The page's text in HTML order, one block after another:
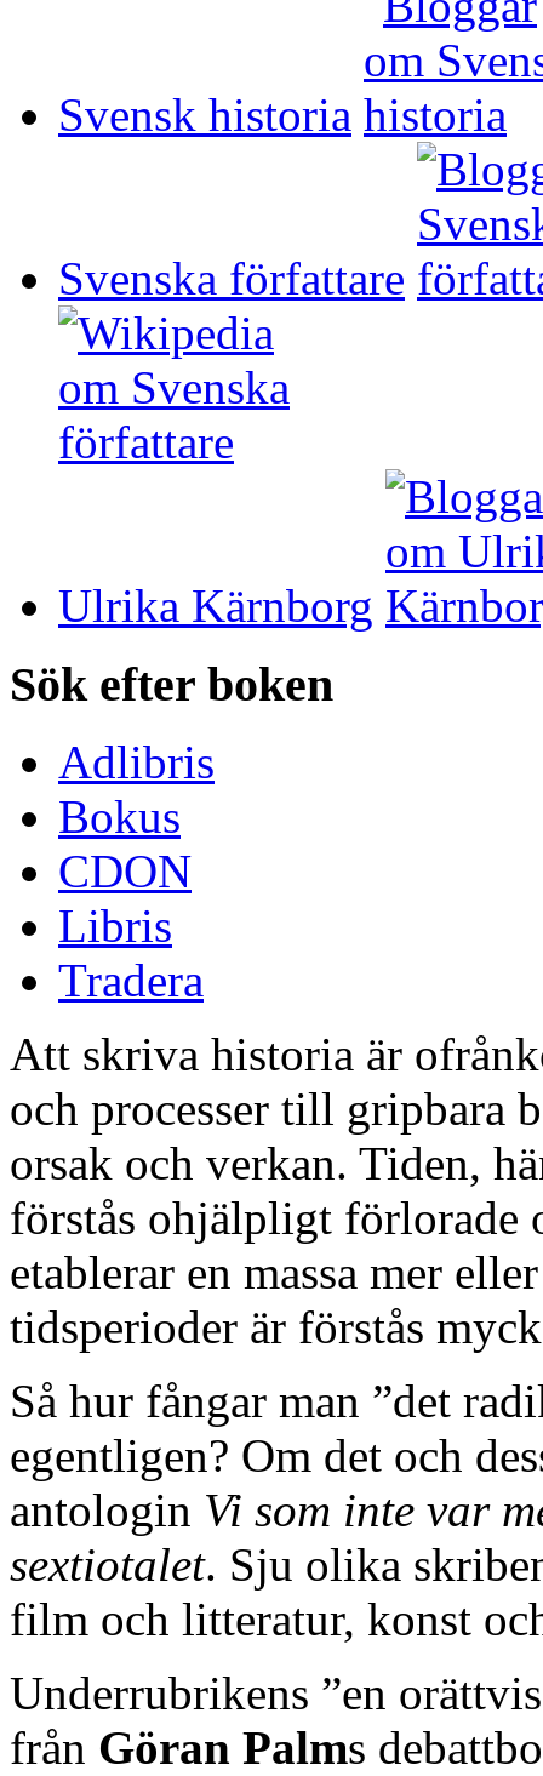
Svensk historia
Svenska författare
Ulrika Kärnborg
Sök efter boken
Adlibris
Bokus
CDON
Libris
Tradera
Att skriva historia är
och processer till gripbara
orsak och verkan. Tiden,
förstås ohjälpligt förlorade
etablerar en massa mer
tidsperioder är förstås
Så hur fångar man ”det
egentligen? Om det och
antologin Vi som inte var
sextiotalet. Sju olika
film och litteratur, konst
Underrubrikens ”en
från Göran Palms